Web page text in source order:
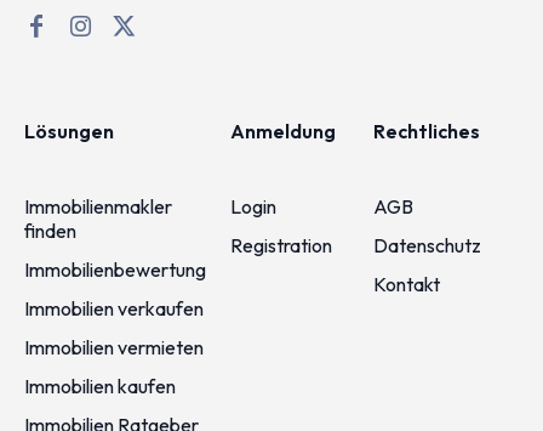
Lösungen
Immobilienmakler
finden
Immobilienbewertung
Immobilien verkaufen
Immobilien vermieten
Immobilien kaufen
Immobilien Ratgeber
Anmeldung
Login
Registration
Rechtliches
AGB
Datenschutz
Kontakt